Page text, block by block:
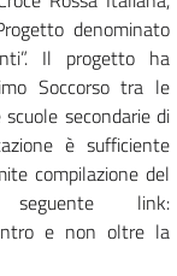
denominato
Il progetto ha
Soccorso tra le
secondarie di
è sufficiente
compilazione del
link:
e non oltre la